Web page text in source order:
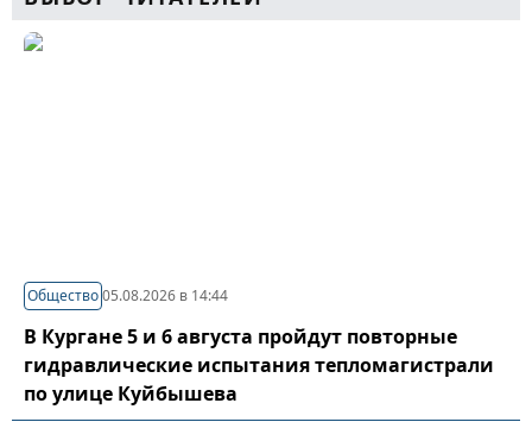
Общество05.08.2026 в 14:44
В Кургане 5 и 6 августа пройдут повторные
гидравлические испытания тепломагистрали
по улице Куйбышева